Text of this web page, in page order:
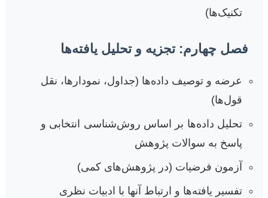
تکنیک‌ها)
فصل چهارم: تجزیه و تحلیل یافته‌ها
عرضه و توصیف داده‌ها (جداول، نمودارها، نقل
قول‌ها)
تحلیل داده‌ها بر اساس روش‌شناسی انتخابی و
پاسخ به سوالات پژوهش
آزمون فرضیات (در پژوهش‌های کمی)
تفسیر یافته‌ها و ارتباط آنها با ادبیات نظری